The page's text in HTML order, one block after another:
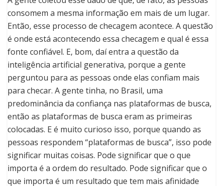
consomem a mesma informação em mais de um lugar.
Então, esse processo de checagem acontece. A questão
é onde está acontecendo essa checagem e qual é essa
fonte confiável. E, bom, daí entra a questão da
inteligência artificial generativa, porque a gente
perguntou para as pessoas onde elas confiam mais
para checar. A gente tinha, no Brasil, uma
predominância da confiança nas plataformas de busca,
então as plataformas de busca eram as primeiras
colocadas. E é muito curioso isso, porque quando as
pessoas respondem “plataformas de busca”, isso pode
significar muitas coisas. Pode significar que o que
importa é a ordem do resultado. Pode significar que o
que importa é um resultado que tem mais afinidade